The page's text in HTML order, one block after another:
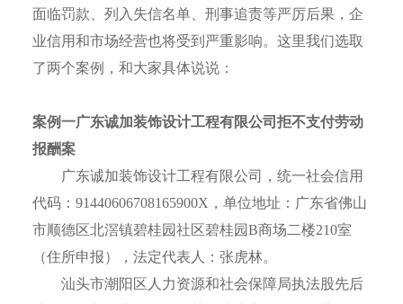
面临罚款、列入失信名单、刑事追责等严厉后果，企
业信用和市场经营也将受到严重影响。 这里我们选取
了两个案例，和大家具体说说：
案例一广东诚加装饰设计工程有限公司 拒不支付劳动
报酬案
广东诚加装饰设计工程有限公司，统一社会信用
代码：91440606708165900X，单位地址：广东省佛山
市顺德区北滘镇碧桂园社区碧桂园B商场二楼210室
（住所申报），法定代表人：张虎林。
汕头市潮阳区人力资源和社会保障局执法股先后